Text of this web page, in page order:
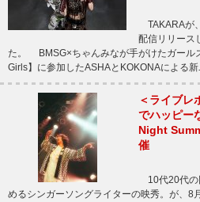
TAKARAが
配信リリース
た。 BMSG×ちゃんみなが手がけたガール
Girls】に参加したASHAとKOKONAによる
＜ライブレ
でハッピ
Night
催
10代20代の
めるシンガーソングライターの映秀。が、8